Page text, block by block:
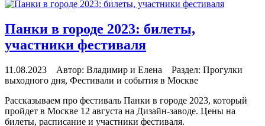
Панки в городе 2023: билеты,
участники фестиваля
11.08.2023 Автор: Владимир и Елена Раздел: Прогулки
выходного дня, Фестивали и события в Москве
Рассказываем про фестиваль Панки в городе 2023, который
пройдет в Москве 12 августа на Дизайн-заводе. Цены на
билеты, расписание и участники фестиваля.